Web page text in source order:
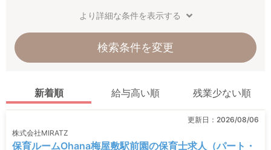
より詳細な条件を表示する
検索条件を変更
新着順 給与高い順 残業少ない順
更新日： 2026/08/06
株式会社MIRATZ
保育ルームOhana梅屋敷駅前園の保育士求人（パート・